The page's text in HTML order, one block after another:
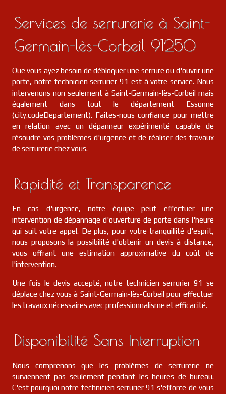
Services de serrurerie à Saint-
Germain-lès-Corbeil 91250
Que vous ayez besoin de débloquer une serrure ou d'ouvrir une
porte, notre technicien serrurier 91 est à votre service. Nous
intervenons non seulement à Saint-Germain-lès-Corbeil mais
également dans tout le département Essonne
(city.codeDepartement). Faites-nous confiance pour mettre
en relation avec un dépanneur expérimenté capable de
résoudre vos problèmes d'urgence et de réaliser des travaux
de serrurerie chez vous.
Rapidité et Transparence
En cas d'urgence, notre équipe peut effectuer une
intervention de dépannage d'ouverture de porte dans l'heure
qui suit votre appel. De plus, pour votre tranquillité d'esprit,
nous proposons la possibilité d'obtenir un devis à distance,
vous offrant une estimation approximative du coût de
l'intervention.
Une fois le devis accepté, notre technicien serrurier 91 se
déplace chez vous à Saint-Germain-lès-Corbeil pour effectuer
les travaux nécessaires avec professionnalisme et efficacité.
Disponibilité Sans Interruption
Nous comprenons que les problèmes de serrurerie ne
surviennent pas seulement pendant les heures de bureau.
C'est pourquoi notre technicien serrurier 91 s'efforce de vous